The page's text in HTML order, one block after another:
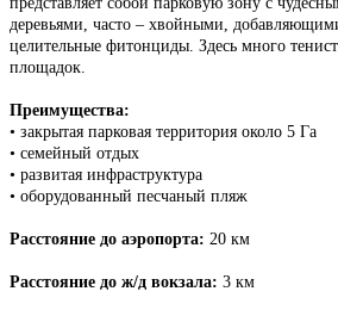
деревьями, часто – хвойными,
целительные фитонциды. Здесь много
площадок.
Преимущества:
• закрытая парковая территория около 5 Га
• семейный отдых
• развитая инфраструктура
• оборудованный песчаный пляж
Расстояние до аэропорта: 20 км
Расстояние до ж/д вокзала: 3 км